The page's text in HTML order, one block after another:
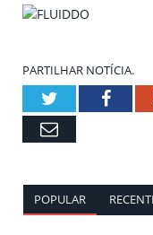
PARTILHAR NOTÍCIA.
Twitter
Email
POPULAR